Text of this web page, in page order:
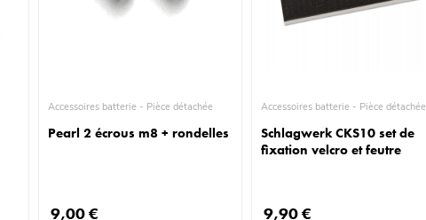
Accessoires batterie - Pièce détachée
Pearl 2 écrous m8 + rondelles
9,00 €
Accessoires batterie - Pièce détachée
Schlagwerk CKS10 set de
fixation velcro et feutre
9,90 €